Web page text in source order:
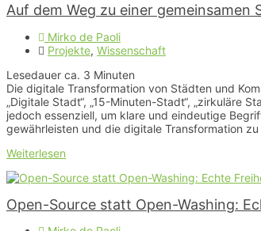
Auf dem Weg zu einer
Mirko de Paoli
Projekte, Wissenschaft
Lesedauer ca. 3 Minuten
Die digitale Transformation von Städten und
„Digitale Stadt“, „15-Minuten-Stadt“, „zirkuläre
jedoch essenziell, um klare und eindeutige
gewährleisten und die digitale Transformation zu
Weiterlesen
Open-Source statt Open-Washing: